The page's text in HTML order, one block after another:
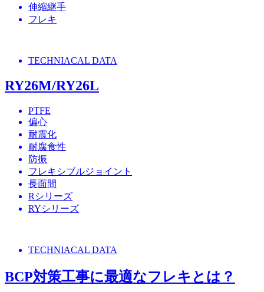
伸縮継手
フレキ
TECHNIACAL DATA
RY26M/RY26L
PTFE
偏心
耐震化
耐腐食性
防振
フレキシブルジョイント
長面間
Rシリーズ
RYシリーズ
TECHNIACAL DATA
BCP対策工事に最適なフレキとは？